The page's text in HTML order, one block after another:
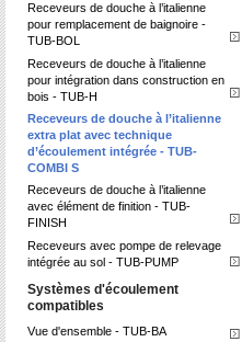
Receveurs de douche à l’italienne
pour remplacement de baignoire -
TUB-BOL
Receveurs de douche à l’italienne
pour intégration dans construction en
bois - TUB-H
Receveurs de douche à l’italienne
extra plat avec technique
d’écoulement intégrée - TUB-
COMBI S
Receveurs de douche à l’italienne
avec élément de finition - TUB-
FINISH
Receveurs avec pompe de relevage
intégrée au sol - TUB-PUMP
Systèmes d'écoulement
compatibles
Vue d'ensemble - TUB-BA